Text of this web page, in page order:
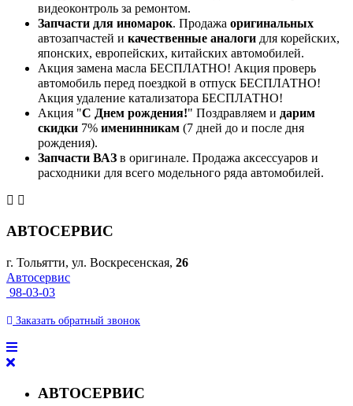
видеоконтроль за ремонтом.
Запчасти для иномарок. Продажа оригинальных
автозапчастей и качественные аналоги для корейских,
японских, европейских, китайских автомобилей.
Акция замена масла БЕСПЛАТНО! Акция проверь
автомобиль перед поездкой в отпуск БЕСПЛАТНО!
Акция удаление катализатора БЕСПЛАТНО!
Акция "С Днем рождения!" Поздравляем и дарим
скидки 7% именинникам (7 дней до и после дня
рождения).
Запчасти ВАЗ в оригинале. Продажа аксессуаров и
расходники для всего модельного ряда автомобилей.
АВТОСЕРВИС
г. Тольятти, ул. Воскресенская, 26
Автосервис
98-03-03
Заказать обратный звонок
АВТОСЕРВИС